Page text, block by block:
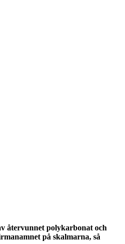
återvunnet polykarbonat och
på skalmarna, så